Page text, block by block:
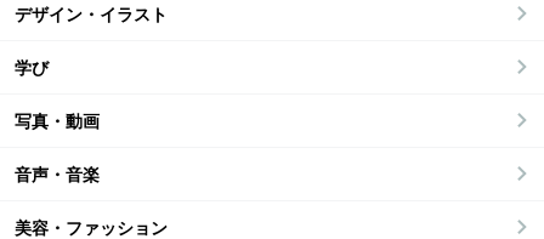
デザイン・イラスト
学び
写真・動画
音声・音楽
美容・ファッション